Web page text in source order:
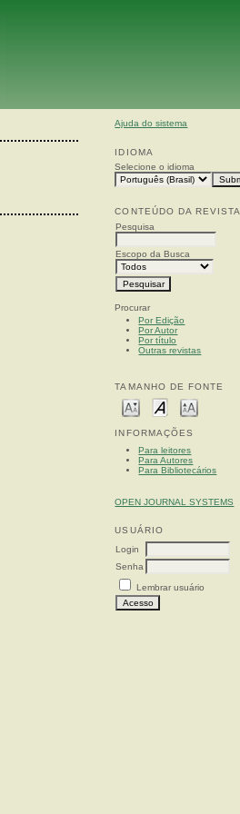
Ajuda do sistema
IDIOMA
Selecione o idioma
CONTEÚDO DA REVISTA
Pesquisa
Escopo da Busca
Procurar
Por Edição
Por Autor
Por título
Outras revistas
TAMANHO DE FONTE
INFORMAÇÕES
Para leitores
Para Autores
Para Bibliotecários
OPEN JOURNAL SYSTEMS
USUÁRIO
Login
Senha
Lembrar usuário